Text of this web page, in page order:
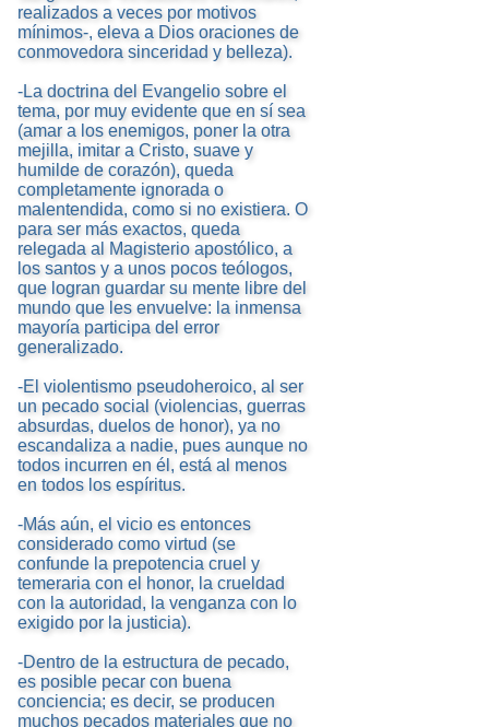
realizados a veces por motivos
mínimos-, eleva a Dios oraciones de
conmovedora sinceridad y belleza).
-La doctrina del Evangelio sobre el
tema, por muy evidente que en sí sea
(amar a los enemigos, poner la otra
mejilla, imitar a Cristo, suave y
humilde de corazón), queda
completamente ignorada o
malentendida, como si no existiera. O
para ser más exactos, queda
relegada al Magisterio apostólico, a
los santos y a unos pocos teólogos,
que logran guardar su mente libre del
mundo que les envuelve: la inmensa
mayoría participa del error
generalizado.
-El violentismo pseudoheroico, al ser
un pecado social (violencias, guerras
absurdas, duelos de honor), ya no
escandaliza a nadie, pues aunque no
todos incurren en él, está al menos
en todos los espíritus.
-Más aún, el vicio es entonces
considerado como virtud (se
confunde la prepotencia cruel y
temeraria con el honor, la crueldad
con la autoridad, la venganza con lo
exigido por la justicia).
-Dentro de la estructura de pecado,
es posible pecar con buena
conciencia; es decir, se producen
muchos pecados materiales que no